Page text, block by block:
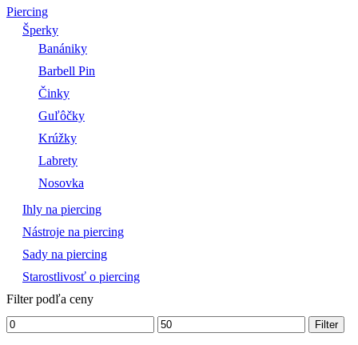
Piercing
Šperky
Banániky
Barbell Pin
Činky
Guľôčky
Krúžky
Labrety
Nosovka
Ihly na piercing
Nástroje na piercing
Sady na piercing
Starostlivosť o piercing
Filter podľa ceny
Minimálna
cena
Maximálna
cena
Filter